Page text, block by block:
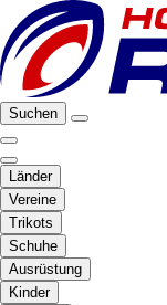
Suchen
Länder
Vereine
Trikots
Schuhe
Ausrüstung
Kinder